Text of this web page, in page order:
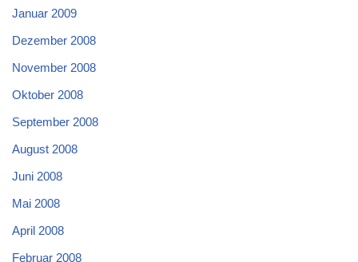
Januar 2009
Dezember 2008
November 2008
Oktober 2008
September 2008
August 2008
Juni 2008
Mai 2008
April 2008
Februar 2008